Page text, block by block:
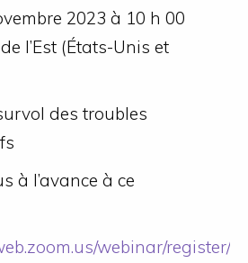
2023 à 10 h 00
l’Est (États-Unis et
des troubles
à l’avance à ce
webinar/register/